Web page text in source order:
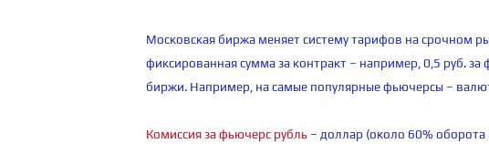
Московская биржа меняет систему тарифов на срочном
фиксированная сумма за контракт – например, 0,5 руб.
биржи. Например, на самые популярные фьючерсы –
Комиссия за фьючерс рубль – доллар (около 60%